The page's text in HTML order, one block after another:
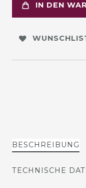
IN DEN
BESCHREIBUNG
TECHNISCHE